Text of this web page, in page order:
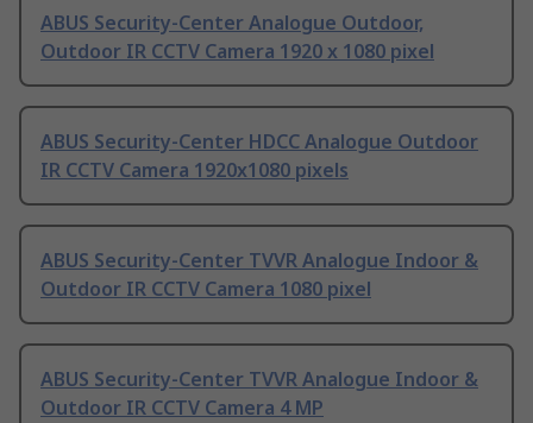
ABUS Security-Center Analogue Outdoor,
Outdoor IR CCTV Camera 1920 x 1080 pixel
ABUS Security-Center HDCC Analogue Outdoor
IR CCTV Camera 1920x1080 pixels
ABUS Security-Center TVVR Analogue Indoor &
Outdoor IR CCTV Camera 1080 pixel
ABUS Security-Center TVVR Analogue Indoor &
Outdoor IR CCTV Camera 4 MP